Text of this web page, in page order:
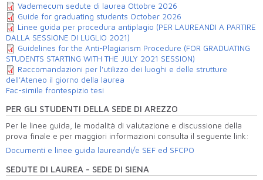
Vademecum sedute di laurea Ottobre 2026
Guide for graduating students October 2026
Linee guida per procedura antiplagio (PER LAUREANDI A PARTIRE
DALLA SESSIONE DI LUGLIO 2021)
Guidelines for the Anti-Plagiarism Procedure (FOR GRADUATING
STUDENTS STARTING WITH THE JULY 2021 SESSION)
Raccomandazioni per l'utilizzo dei luoghi e delle strutture
dell'Ateneo il giorno della laurea
Fac-simile frontespizio tesi
PER GLI STUDENTI DELLA SEDE DI AREZZO
Per le linee guida, le modalità di valutazione e discussione della
prova finale e per maggiori informazioni consulta il seguente link:
Documenti e linee guida laureandi/e SEF ed SFCPO
SEDUTE DI LAUREA - SEDE DI SIENA